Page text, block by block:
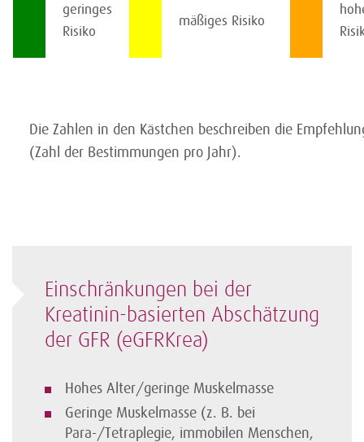
geringes
Risiko
mäßiges Risiko
Die Zahlen in den Kästchen beschreiben die
(Zahl der Bestimmungen pro Jahr).
Einschränkungen bei der
Kreatinin-basierten Abschätzung
der GFR (eGFRKrea)
Hohes Alter/geringe Muskelmasse
Geringe Muskelmasse (z. B. bei
Para-/Tetra­plegie, immobilen Menschen,